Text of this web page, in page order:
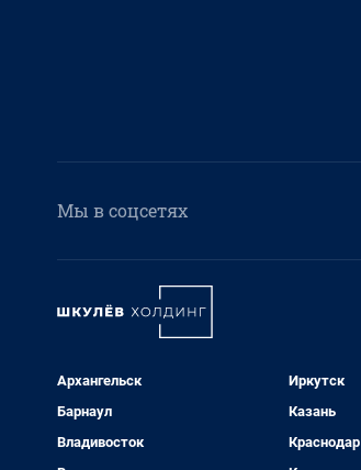
Мы в соцсетях
Архангельск
Барнаул
Владивосток
Иркутск
Казань
Краснодар